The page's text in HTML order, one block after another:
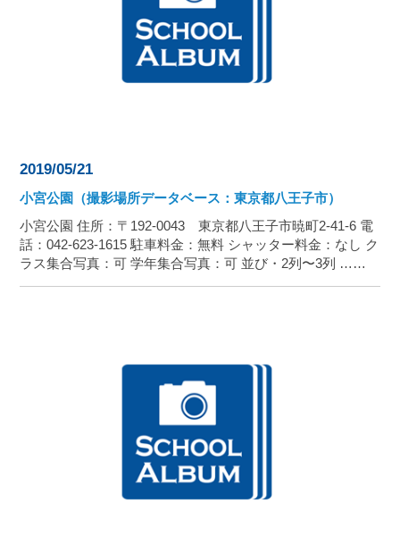
2019/05/21
小宮公園（撮影場所データベース：東京都八王子市）
小宮公園 住所：〒192-0043 東京都八王子市暁町2-41-6 電
話：042-623-1615 駐車料金：無料 シャッター料金：なし ク
ラス集合写真：可 学年集合写真：可 並び・2列〜3列 ……